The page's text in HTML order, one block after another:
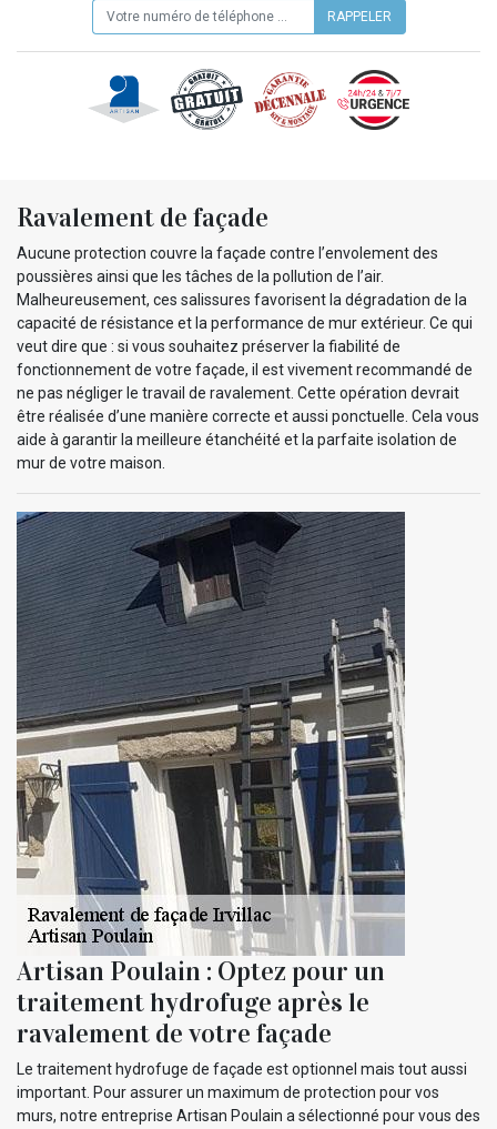
Ravalement de façade
Aucune protection couvre la façade contre l’envolement des
poussières ainsi que les tâches de la pollution de l’air.
Malheureusement, ces salissures favorisent la dégradation de la
capacité de résistance et la performance de mur extérieur. Ce qui
veut dire que : si vous souhaitez préserver la fiabilité de
fonctionnement de votre façade, il est vivement recommandé de
ne pas négliger le travail de ravalement. Cette opération devrait
être réalisée d’une manière correcte et aussi ponctuelle. Cela vous
aide à garantir la meilleure étanchéité et la parfaite isolation de
mur de votre maison.
Artisan Poulain : Optez pour un
traitement hydrofuge après le
ravalement de votre façade
Le traitement hydrofuge de façade est optionnel mais tout aussi
important. Pour assurer un maximum de protection pour vos
murs, notre entreprise Artisan Poulain a sélectionné pour vous des